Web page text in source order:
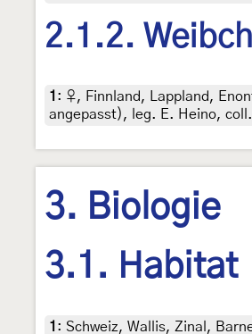
2.1.2.
1 : ♀, Finnland, Lappland,
angepasst), leg. E. Heino, coll.
3. Biologie
3.1. Habitat
1 : Schweiz, Wallis, Zinal,